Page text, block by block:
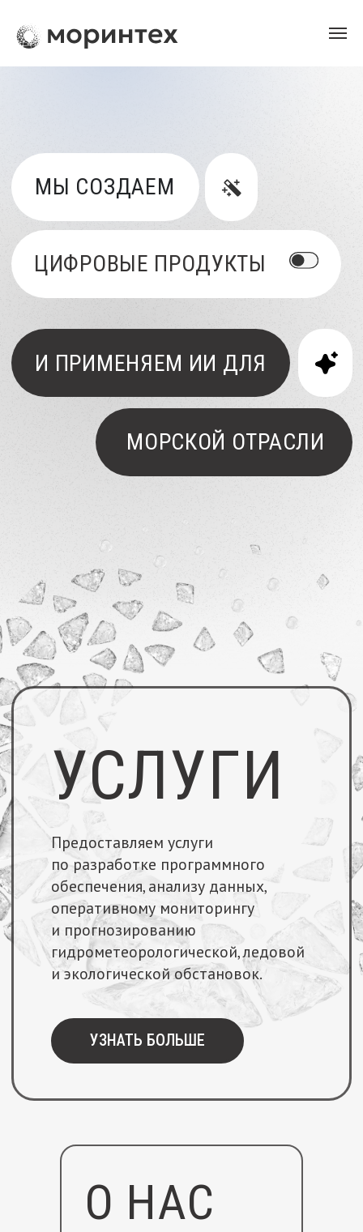
ЦИФРОВЫЕ ПРОДУКТЫ
И ПРИМЕНЯЕМ ИИ ДЛЯ
Предоставляем услуги
по разработке программного
обеспечения, анализу данных,
оперативному мониторингу
и прогнозированию
гидрометеорологической, ледовой
и экологической обстановок.
УСЛУГИ
О НАС